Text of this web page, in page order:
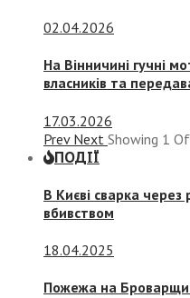
02.04.2026
На Вінничині гучні
власників та
17.03.2026
Prev Next Showing 1 Of
ПОДІЇ
В Києві сварка через
вбивством
18.04.2025
Пожежа на